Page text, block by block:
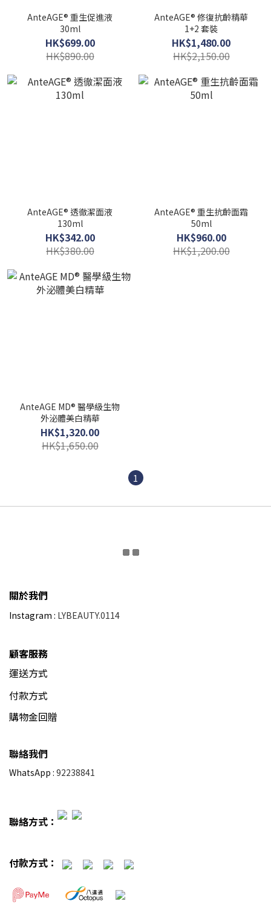
AnteAGE® 重生促進液
30ml
HK$699.00
HK$890.00
AnteAGE® 修復抗齡精華
1+2 套裝
HK$1,480.00
HK$2,150.00
AnteAGE® 透徹潔面液
130ml
HK$342.00
HK$380.00
AnteAGE® 重生抗齡面霜
50ml
HK$960.00
HK$1,200.00
AnteAGE MD® 醫學級生物
外泌體美白精華
HK$1,320.00
HK$1,650.00
1
關於我們
Instagram : LYBEAUTY.0114
顧客服務
運送方式
付款方式
購物金回贈
聯絡我們
WhatsApp : 92238841
聯絡方式：
付款方式：